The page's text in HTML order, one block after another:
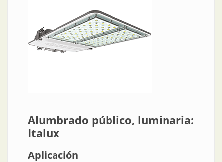
Alumbrado público, luminaria:
Italux
Aplicación